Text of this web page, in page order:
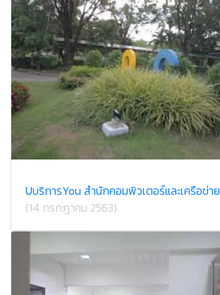
U​บริการ​You สำนักคอม​พิวเตอร์​และ​เครือข่าย​
(14 กรกฎาคม 2563)